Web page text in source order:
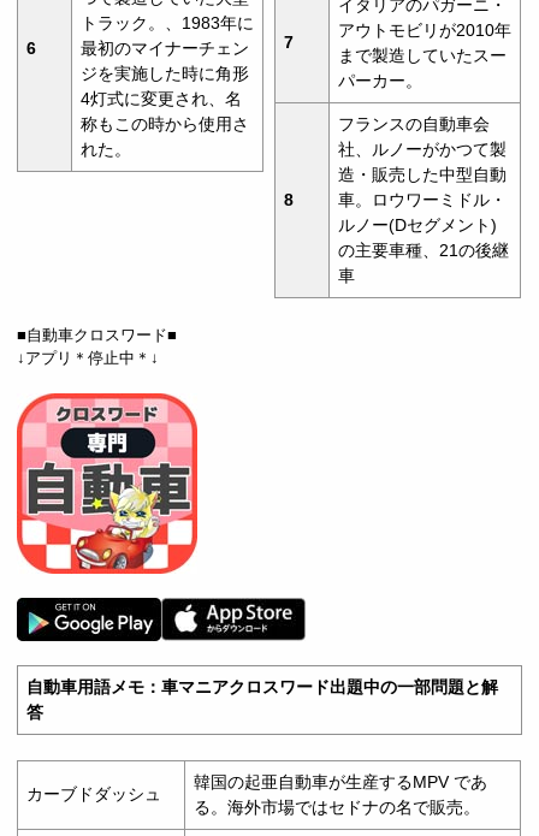
6
トラック。、1983年に
最初のマイナーチェン
ジを実施した時に角形
4灯式に変更され、名
称もこの時から使用さ
れた。
7
イタリアのパガーニ・
アウトモビリが2010年
まで製造していたスー
パーカー。
8
フランスの自動車会
社、ルノーがかつて製
造・販売した中型自動
車。ロウワーミドル・
ルノー(Dセグメント)
の主要車種、21の後継
車
■自動車クロスワード■
↓アプリ＊停止中＊↓
自動車用語メモ：車マニアクロスワード出題中の一部問題と解
答
カーブドダッシュ
韓国の起亜自動車が生産するMPV であ
る。海外市場ではセドナの名で販売。